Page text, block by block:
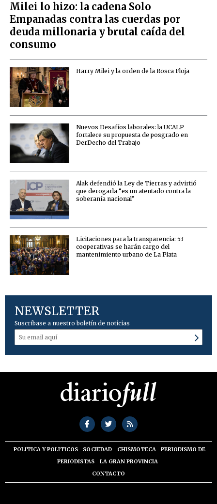
Milei lo hizo: la cadena Solo
Empanadas contra las cuerdas por
deuda millonaria y brutal caída del
consumo
Harry Milei y la orden de la Rosca Floja
Nuevos Desafíos laborales: la UCALP
fortalece su propuesta de posgrado en
DerDecho del Trabajo
Alak defendió la Ley de Tierras y advirtió
que derogarla “es un atentado contra la
soberanía nacional”
Licitaciones para la transparencia: 53
cooperativas se harán cargo del
mantenimiento urbano de La Plata
NEWSLETTER
Suscríbase a nuestro boletín de noticias
POLITICA Y POLITICOS SOCIEDAD CHISMOTECA
PERIODISMO DE
PERIODISTAS
LA GRAN PROVINCIA
CONTACTO